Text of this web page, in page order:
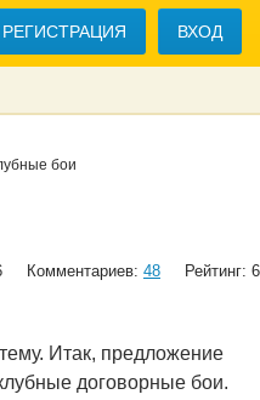
РЕГИСТРАЦИЯ ВХОД
бои
Комментариев: 48
Рейтинг: 6
Итак, предложение
договорные бои.